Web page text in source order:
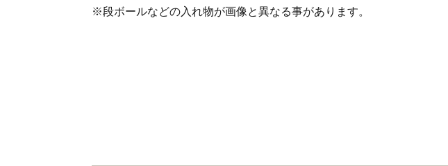
※段ボールなどの入れ物が画像と異なる事があります。